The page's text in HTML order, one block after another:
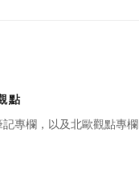
點
專欄，以及北歐觀點專欄